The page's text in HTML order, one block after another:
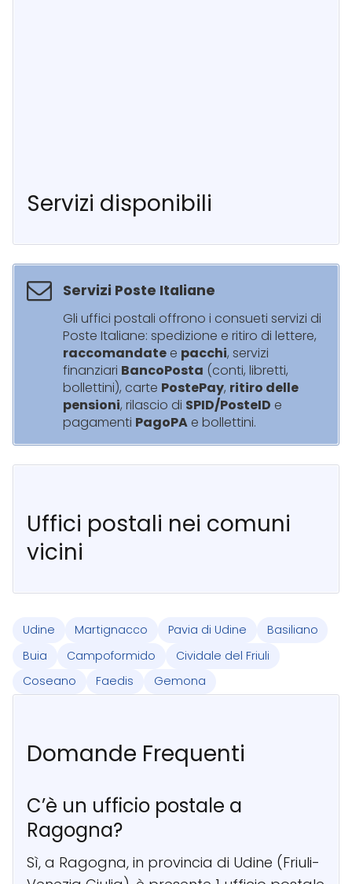
Servizi disponibili
Servizi Poste Italiane
Gli uffici postali offrono i consueti servizi di
Poste Italiane: spedizione e ritiro di lettere,
raccomandate e pacchi, servizi
finanziari BancoPosta (conti, libretti,
bollettini), carte PostePay, ritiro delle
pensioni, rilascio di SPID/PosteID e
pagamenti PagoPA e bollettini.
Uffici postali nei comuni
vicini
Udine Martignacco Pavia di Udine
Basiliano
Buia
Campoformido
Cividale del Friuli
Coseano
Faedis Gemona
Domande Frequenti
C’è un ufficio postale a
Ragogna?
Sì, a Ragogna, in provincia di Udine (Friuli-